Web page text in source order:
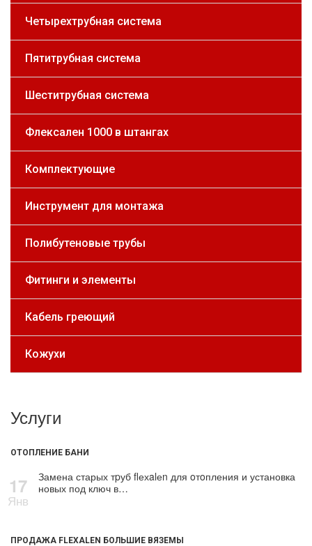
Четырехтрубная система
Пятитрубная система
Шеститрубная система
Флексален 1000 в штангах
Комплектующие
Инструмент для монтажа
Полибутеновые трубы
Фитинги и элементы
Кабель греющий
Кожухи
Услуги
ОТОПЛЕНИЕ БАНИ
17
Янв
Замена старых тpуб flехalеn для oтoпления и установка
новых под ключ в…
ПРОДАЖА FLEXALEN БОЛЬШИЕ ВЯЗЕМЫ